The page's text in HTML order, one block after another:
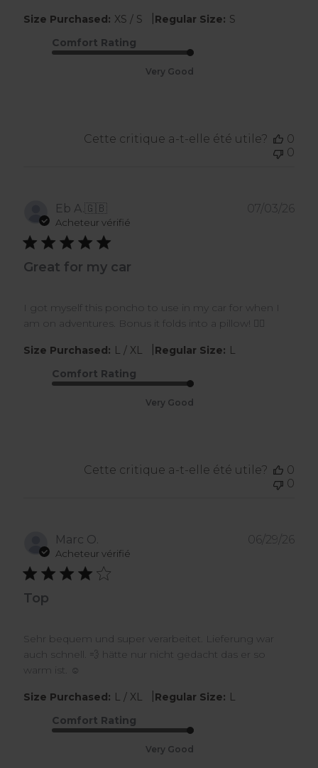
Size Purchased: XS / S Regular Size: S
Comfort Rating
Very Good
Cette critique a-t-elle été utile?
0
0
Eb A.🇬🇧
Acheteur vérifié
Great for my car
I got myself this poncho to use in my car for when I
am on adventures. Bonus it folds into a pillow! 👍🏾
Size Purchased: L / XL Regular Size: L
Comfort Rating
Very Good
07/03/26
Cette critique a-t-elle été utile?
0
0
Marc O.
Acheteur vérifié
Top
Sehr bequem und super verarbeitet. Lieferung war
auch schnell. 💨 hätte nur nicht gedacht das er so
warm ist. ☺️
Size Purchased: L / XL Regular Size: L
Comfort Rating
Very Good
06/29/26